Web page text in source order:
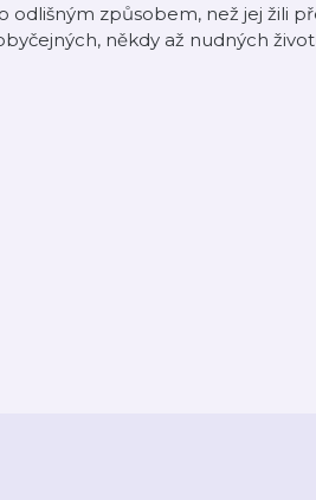
odlišným způsobem, než jej žili
někdy až nudných